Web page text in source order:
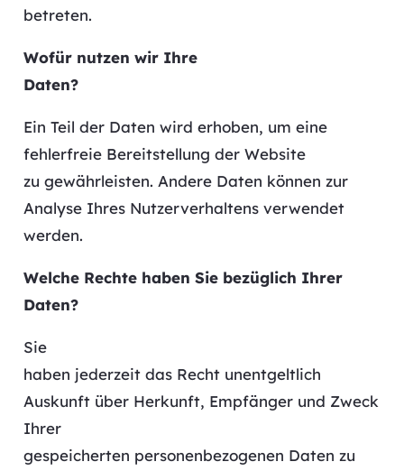
betreten.
Wofür nutzen wir Ihre
Daten?
Ein Teil der Daten wird erhoben, um eine
fehlerfreie Bereitstellung der Website
zu gewährleisten. Andere Daten können zur
Analyse Ihres Nutzerverhaltens verwendet
werden.
Welche Rechte haben Sie bezüglich Ihrer
Daten?
Sie
haben jederzeit das Recht unentgeltlich
Auskunft über Herkunft, Empfänger und Zweck
Ihrer
gespeicherten personenbezogenen Daten zu